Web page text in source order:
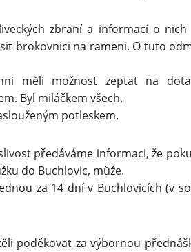
zbraní a informací o
brokovnici na rameni. O tuto
měli možnost zeptat na
Byl miláčkem všech.
potleskem.
předáváme informaci, že
do Buchlovic, může.
za 14 dní v Buchlovicích (v
poděkovat za výbornou